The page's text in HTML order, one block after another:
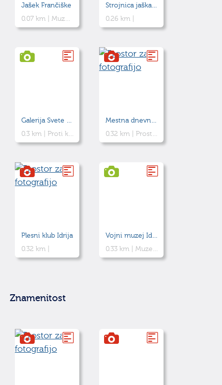
Jašek Frančiške
0.07 km |Muzej rudniške tehnične dediščine
Strojnica jaška Inzaghi
0.26 km |
Galerija Svete Barbare in kripta
0.3 km |Proti koncu druge svetovne vojne so zavezniki med bombardiranjem Idrije precej poškodovali cerkev, ki je stala na tem mestu. Sedaj je pod trgom urejena galerija in pogled na kripto.
Mestna dnevna soba Pr’ Golitu
0.32 km |Prostor za srečevanja, druženje in soustvarjanje življenja v centru Idrije
Plesni klub Idrija
0.32 km |
Vojni muzej Idrija
0.33 km |Muzej prikazuje eksponate, ki so jih uporabljali vojaki 20. stoletja,
Znamenitost